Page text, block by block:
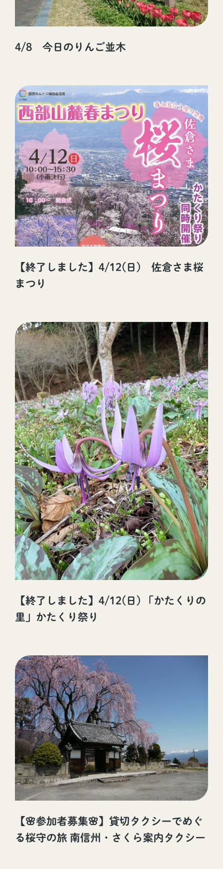
4/8 今日のりんご並木
【終了しました】4/12(日) 佐倉さま桜
まつり
【終了しました】4/12(日) 「かたくりの
里」かたくり祭り
【🌸参加者募集🌸】貸切タクシーでめぐ
る桜守の旅 南信州・さくら案内タクシー